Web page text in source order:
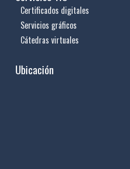
Certificados digitales
Servicios gráficos
Cátedras virtuales
Ubicación